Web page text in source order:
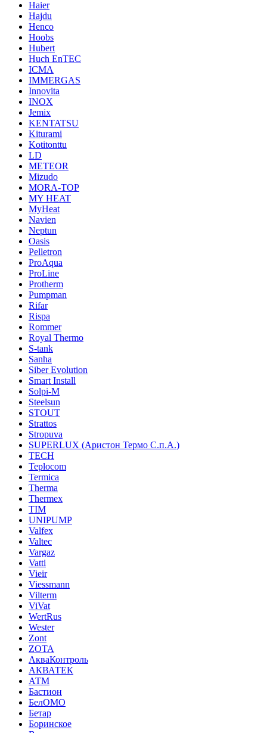
Haier
Hajdu
Henco
Hoobs
Hubert
Huch EnTEC
ICMA
IMMERGAS
Innovita
INOX
Jemix
KENTATSU
Kiturami
Kotitonttu
LD
METEOR
Mizudo
MORA-TOP
MY HEAT
MyHeat
Navien
Neptun
Oasis
Pelletron
ProAqua
ProLine
Protherm
Pumpman
Rifar
Rispa
Rommer
Royal Thermo
S-tank
Sanha
Siber Evolution
Smart Install
Solpi-M
Steelsun
STOUT
Strattos
Stropuva
SUPERLUX (Аристон Термо С.п.А.)
TECH
Teplocom
Termica
Therma
Thermex
TIM
UNIPUMP
Valfex
Valtec
Vargaz
Vatti
Vieir
Viessmann
Vilterm
ViVat
WertRus
Wester
Zont
ZOTA
АкваКонтроль
АКВАТЕК
АТМ
Бастион
БелОМО
Бетар
Боринское